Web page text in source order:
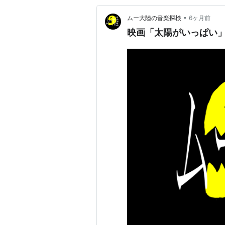
ムー大陸の音楽探検 • 6ヶ月前
映画「太陽がいっぱい